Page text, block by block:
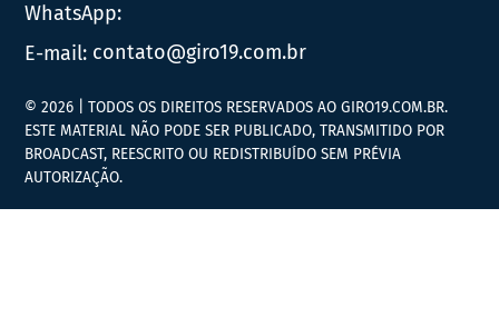
WhatsApp:
E-mail: contato@giro19.com.br
© 2026 | TODOS OS DIREITOS RESERVADOS AO GIRO19.COM.BR.
ESTE MATERIAL NÃO PODE SER PUBLICADO, TRANSMITIDO POR
BROADCAST, REESCRITO OU REDISTRIBUÍDO SEM PRÉVIA
AUTORIZAÇÃO.